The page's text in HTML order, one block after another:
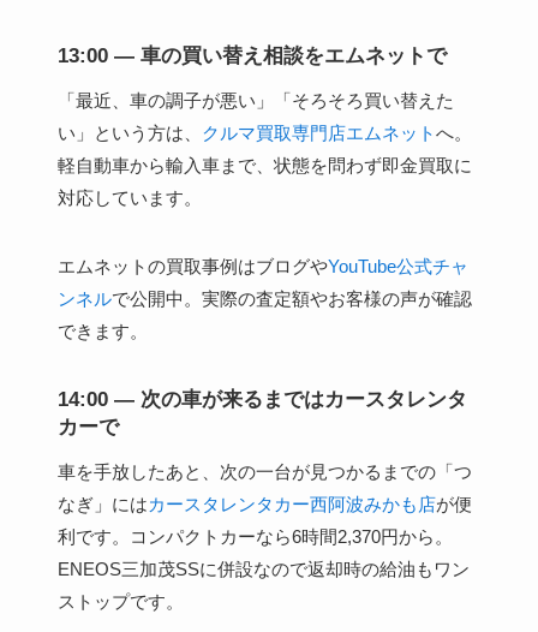
13:00 — 車の買い替え相談をエムネットで
「最近、車の調子が悪い」「そろそろ買い替えた
い」という方は、
クルマ買取専門店エムネットへ。
軽自動車から輸入車まで、状態を問わず即金買取に
対応しています。
エムネットの買取事例はブログやYouTube公式チャ
ンネルで公開中。実際の査定額やお客様の声が確認
できます。
14:00 — 次の車が来るまではカースタレンタ
カーで
車を手放したあと、次の一台が見つかるまでの「つ
なぎ」にはカースタレンタカー西阿波みかも店が便
利です。コンパクトカーなら6時間2,370円から。
ENEOS三加茂SSに併設なので返却時の給油もワン
ストップです。